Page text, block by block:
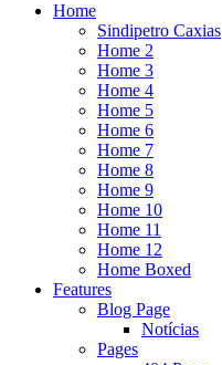
Home
Sindipetro Caxias
Home 2
Home 3
Home 4
Home 5
Home 6
Home 7
Home 8
Home 9
Home 10
Home 11
Home 12
Home Boxed
Features
Blog Page
Notícias
Pages